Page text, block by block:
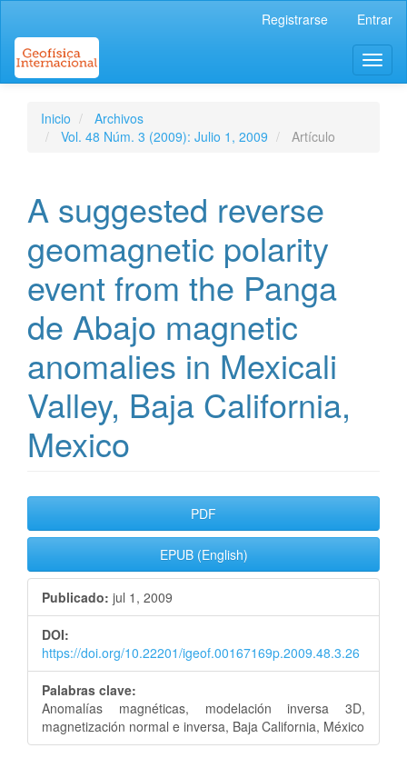
Contenido
principal
Barra
Registrarse Entrar
Inicio
Archivos
Vol. 48 Núm. 3 (2009): Julio 1, 2009
Artículo
A suggested reverse
geomagnetic polarity
event from the Panga
de Abajo magnetic
anomalies in Mexicali
Valley, Baja California,
Mexico
Barra
lateral
del
artículo
PDF
EPUB (English)
Publicado: jul 1, 2009
DOI:
https://doi.org/10.22201/igeof.00167169p.2009.48.3.26
Palabras clave:
Anomalías magnéticas, modelación inversa 3D,
magnetización normal e inversa, Baja California, México